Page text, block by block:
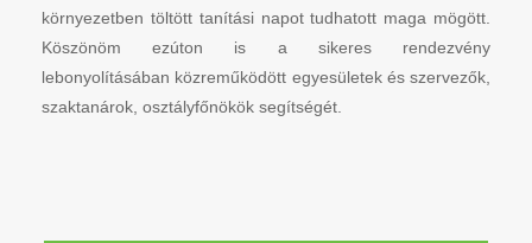
környezetben töltött tanítási napot tudhatott maga mögött.
Köszönöm ezúton is a sikeres rendezvény
lebonyolításában közreműködött egyesületek és szervezők,
szaktanárok, osztályfőnökök segítségét.